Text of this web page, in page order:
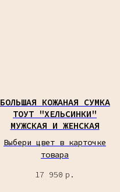
БОЛЬШАЯ КОЖАНАЯ СУМКА
ТОУТ "ХЕЛЬСИНКИ"
МУЖСКАЯ И ЖЕНСКАЯ
Выбери цвет в карточке
товара
17 950 р.